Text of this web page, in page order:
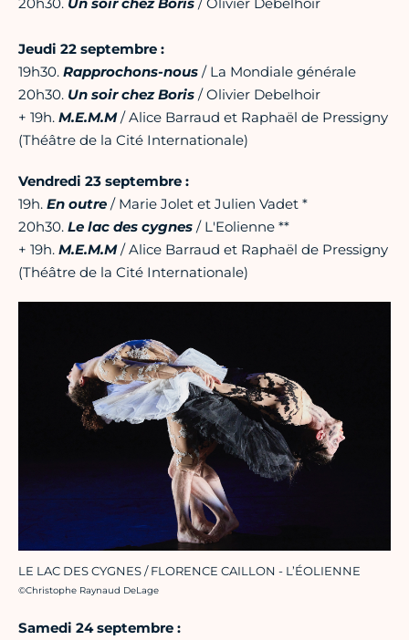
20h30. Un soir chez Boris / Olivier Debelhoir
Jeudi 22 septembre :
19h30. Rapprochons-nous / La Mondiale générale
20h30. Un soir chez Boris / Olivier Debelhoir
+ 19h. M.E.M.M/ Alice Barraud et Raphaël de Pressigny
(Théâtre de la Cité Internationale)
Vendredi 23 septembre :
19h. En outre / Marie Jolet et Julien Vadet *
20h30. Le lac des cygnes / L'Eolienne **
+ 19h. M.E.M.M/ Alice Barraud et Raphaël de Pressigny
(Théâtre de la Cité Internationale)
LE LAC DES CYGNES / FLORENCE CAILLON - L’ÉOLIENNE
Crédit photo :
©Christophe Raynaud DeLage
Samedi 24 septembre :